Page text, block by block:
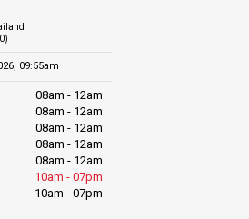
09:55am
08am - 12am
08am - 12am
08am - 12am
08am - 12am
08am - 12am
10am - 07pm
10am - 07pm